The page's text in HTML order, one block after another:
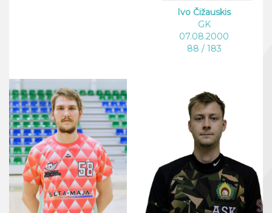
Ivo Čižauskis
GK
07.08.2000
88 / 183